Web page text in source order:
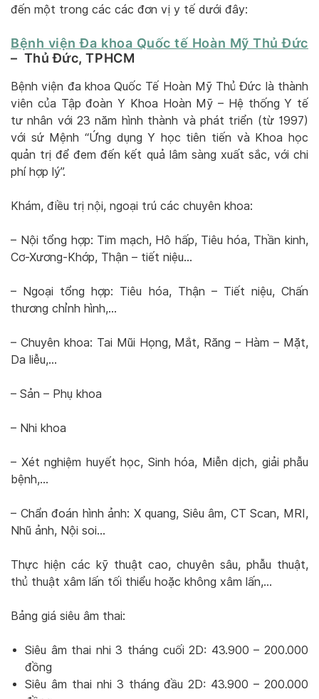
đến một trong các các đơn vị y tế dưới đây:
Bệnh viện Đa khoa Quốc tế Hoàn Mỹ Thủ Đức
– Thủ Đức, TPHCM
Bệnh viện đa khoa Quốc Tế Hoàn Mỹ Thủ Đức là thành
viên của Tập đoàn Y Khoa Hoàn Mỹ – Hệ thống Y tế
tư nhân với 23 năm hình thành và phát triển (từ 1997)
với sứ Mệnh “Ứng dụng Y học tiên tiến và Khoa học
quản trị để đem đến kết quả lâm sàng xuất sắc, với chi
phí hợp lý”.
Khám, điều trị nội, ngoại trú các chuyên khoa:
– Nội tổng hợp: Tim mạch, Hô hấp, Tiêu hóa, Thần kinh,
Cơ-Xương-Khớp, Thận – tiết niệu…
– Ngoại tổng hợp: Tiêu hóa, Thận – Tiết niệu, Chấn
thương chỉnh hình,…
– Chuyên khoa: Tai Mũi Họng, Mắt, Răng – Hàm – Mặt,
Da liễu,…
– Sản – Phụ khoa
– Nhi khoa
– Xét nghiệm huyết học, Sinh hóa, Miễn dịch, giải phẫu
bệnh,…
– Chẩn đoán hình ảnh: X quang, Siêu âm, CT Scan, MRI,
Nhũ ảnh, Nội soi…
Thực hiện các kỹ thuật cao, chuyên sâu, phẫu thuật,
thủ thuật xâm lấn tối thiểu hoặc không xâm lấn,…
Bảng giá siêu âm thai:
Siêu âm thai nhi 3 tháng cuối 2D: 43.900 – 200.000
đồng
Siêu âm thai nhi 3 tháng đầu 2D: 43.900 – 200.000